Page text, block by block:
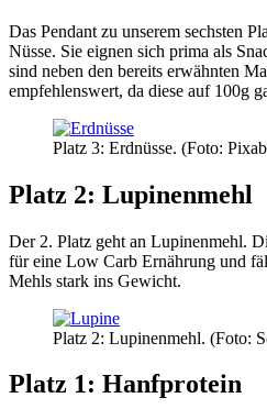
Das Pendant zu unserem sechsten
Nüsse. Sie eignen sich prima als
sind neben den bereits erwähnten
empfehlenswert, da diese auf 100g
Platz 3: Erdnüsse. (Foto:
Platz 2: Lupinenmehl
Der 2. Platz geht an Lupinenmehl.
für eine Low Carb Ernährung und
Mehls stark ins Gewicht.
Platz 2: Lupinenmehl. (Foto:
Platz 1: Hanfprotein